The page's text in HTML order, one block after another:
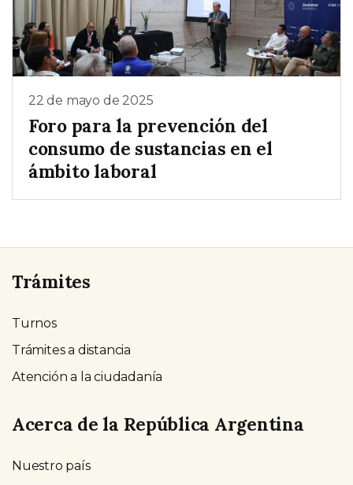
22 de mayo de 2025
Foro para la prevención del
consumo de sustancias en el
ámbito laboral
Trámites
Turnos
Trámites a distancia
Atención a la ciudadanía
Acerca de la República Argentina
Nuestro país